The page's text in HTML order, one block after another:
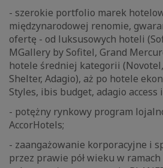
- szerokie portfolio marek
międzynarodowej renomie,
ofertę - od luksusowych hoteli
MGallery by Sofitel, Grand
hotele średniej kategorii
Shelter, Adagio), aż po hotele
Styles, ibis budget, adagio access
- potężny rynkowy program
AccorHotels;
- zaangażowanie korporacyjne i
przez prawie pół wieku w